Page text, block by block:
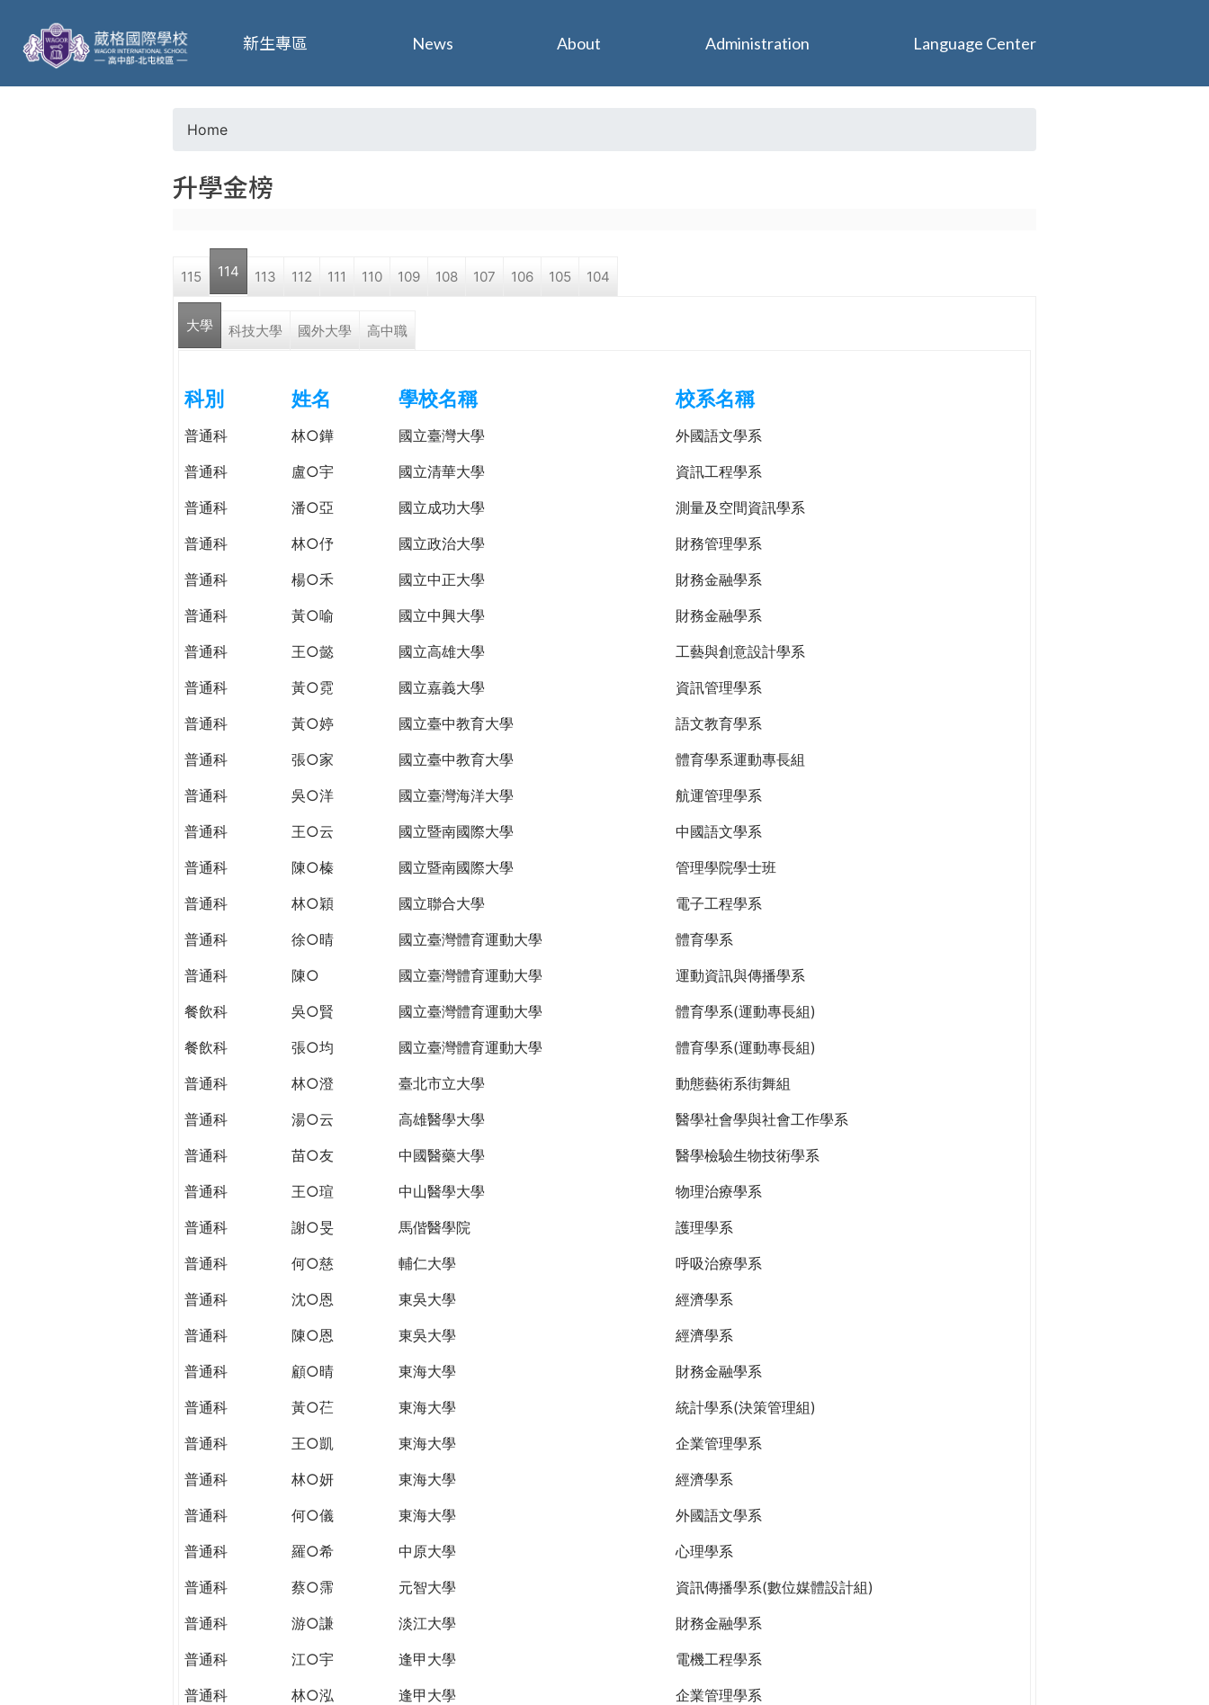
葳
格
o
a
r
e
r
e
Home
升學金榜
115 114 113 112 111 110 109 108 107 106 105 104
大學 科技大學 國外大學 高中職
科別 姓名 學校名稱 校系名稱
普通科 林○鏵 國立臺灣大學
外國語文學系
普通科
盧○宇 國立清華大學
資訊工程學系
普通科
潘○亞 國立成功大學
測量及空間資訊學系
普通科
林○伃 國立政治大學
財務管理學系
普通科
楊○禾 國立中正大學
財務金融學系
普通科
黃○喻 國立中興大學
財務金融學系
普通科
王○懿 國立高雄大學
工藝與創意設計學系
普通科
黃○霓 國立嘉義大學
資訊管理學系
普通科
黃○婷 國立臺中教育大學
語文教育學系
普通科
張○家 國立臺中教育大學
體育學系運動專長組
普通科
吳○洋 國立臺灣海洋大學
航運管理學系
普通科
王○云 國立暨南國際大學
中國語文學系
普通科
陳○榛 國立暨南國際大學
管理學院學士班
普通科
林○穎 國立聯合大學
電子工程學系
普通科
徐○晴 國立臺灣體育運動大學
體育學系
普通科
陳○ 國立臺灣體育運動大學
運動資訊與傳播學系
餐飲科
吳○賢 國立臺灣體育運動大學
體育學系(運動專長組)
餐飲科
張○均 國立臺灣體育運動大學
體育學系(運動專長組)
普通科
林○澄 臺北市立大學
動態藝術系街舞組
普通科
湯○云 高雄醫學大學
醫學社會學與社會工作學系
普通科
苗○友 中國醫藥大學
醫學檢驗生物技術學系
普通科
王○瑄 中山醫學大學
物理治療學系
普通科
謝○旻 馬偕醫學院
護理學系
普通科
何○慈 輔仁大學
呼吸治療學系
普通科
沈○恩 東吳大學
經濟學系
普通科
陳○恩 東吳大學
經濟學系
普通科
顧○晴 東海大學
財務金融學系
普通科
黃○芢 東海大學
統計學系(決策管理組)
普通科
王○凱 東海大學
企業管理學系
普通科
林○妍 東海大學
經濟學系
普通科
何○儀 東海大學
外國語文學系
普通科
羅○希 中原大學
心理學系
普通科
蔡○霈 元智大學
資訊傳播學系(數位媒體設計組)
普通科
游○謙 淡江大學
財務金融學系
普通科
江○宇 逢甲大學
電機工程學系
普通科
林○泓 逢甲大學
企業管理學系
新生專區 News About Administration Language Center